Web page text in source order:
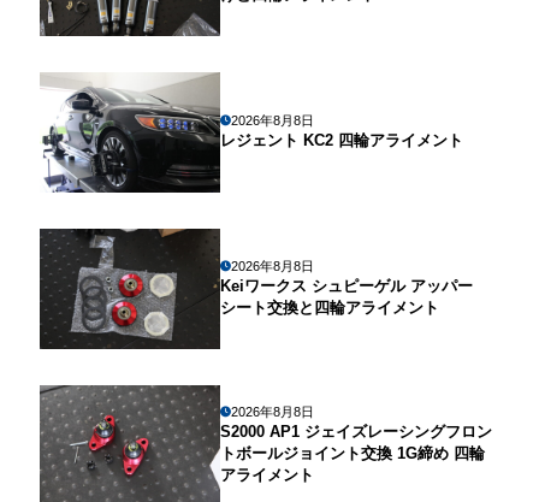
2026年8月8日
レジェント KC2 四輪アライメント
2026年8月8日
Keiワークス シュピーゲル アッパー
シート交換と四輪アライメント
2026年8月8日
S2000 AP1 ジェイズレーシングフロン
トボールジョイント交換 1G締め 四輪
アライメント